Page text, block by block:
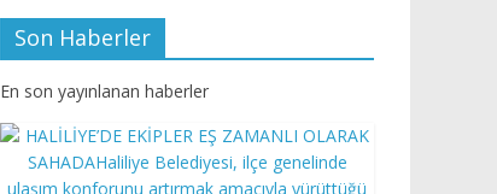
Son Haberler
En son yayınlanan haberler